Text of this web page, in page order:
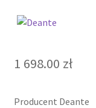
1 698.00 zł
Producent Deante